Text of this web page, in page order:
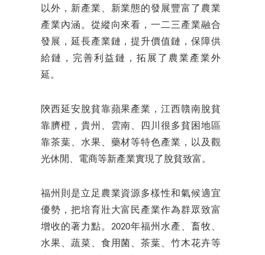
以外，新產業、新業態的發展豐富了農業
產業內涵。從縱向來看，一二三產業融合
發展，延長產業鏈，提升價值鏈，保障供
給鏈，完善利益鏈，拓展了農業產業外
延。
陝西延安脫貧靠蘋果產業，江西贛南脫貧
靠臍橙，貴州、雲南、四川很多貧困地區
靠茶葉、水果、藥材等特色產業，以及觀
光休閒、電商等新產業實現了脫貧致富。
福州則是立足農業資源多樣性和氣候適宜
優勢，把培育壯大富民產業作為群眾致富
增收的著力點。2020年福州水產、畜牧、
水果、蔬菜、食用菌、茶葉、竹木花卉等